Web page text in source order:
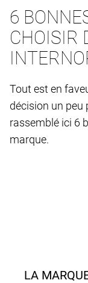
6
CHOISIR
Tout est en
décision un peu
rassemblé ici 6
marque.
LA